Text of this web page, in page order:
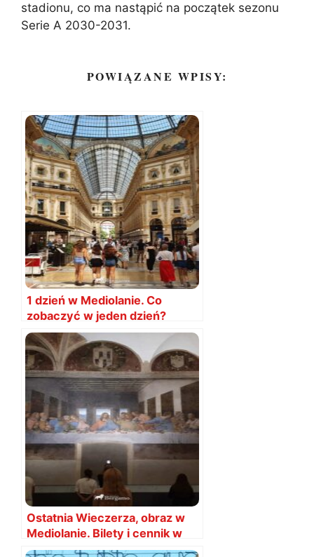
stadionu, co ma nastąpić na początek sezonu
Serie A 2030-2031.
POWIĄZANE WPISY:
1 dzień w Mediolanie. Co
zobaczyć w jeden dzień?
Mediolan, plan
Ostatnia Wieczerza, obraz w
Mediolanie. Bilety i cennik w
2026